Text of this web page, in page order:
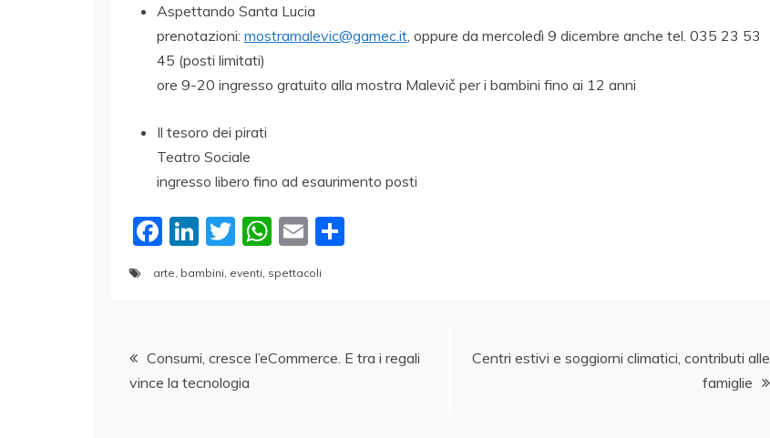
Aspettando Santa Lucia
prenotazioni: mostramalevic@gamec.it , oppure da mercoledì 9 dicembre anche tel. 035 23 53
45 (posti limitati)
ore 9-20 ingresso gratuito alla mostra Malevič per i bambini fino ai 12 anni
Il tesoro dei pirati
Teatro Sociale
ingresso libero fino ad esaurimento posti
F
a
c
b
o
Li
n
k
dI
n
T
w
itt
W
at
A
E
m
ai
vi
arte bambini eventi spettacoli
Navigazione
articoli
Consumi, cresce l’eCommerce. E tra i regali
vince la tecnologia
Centri estivi e soggiorni climatici, contributi alle
famiglie